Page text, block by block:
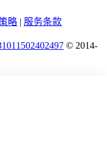
略 | 服务条款
© 2014-